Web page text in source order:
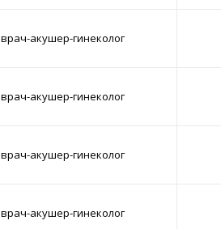
врач-акушер-гинеколог
врач-акушер-гинеколог
врач-акушер-гинеколог
врач-акушер-гинеколог